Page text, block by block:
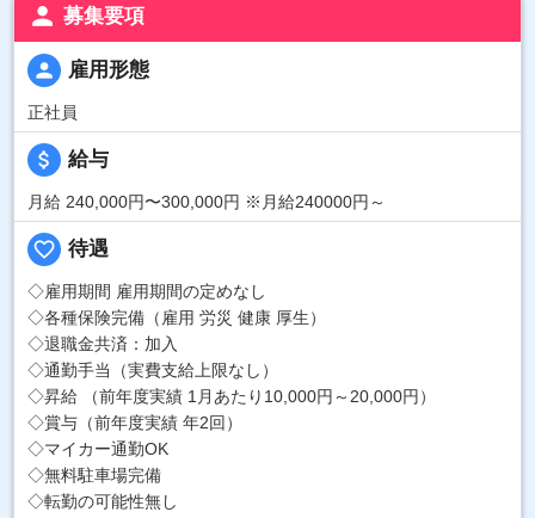
person 募集要項
person 雇用形態
正社員
attach_money 給与
月給 240,000円〜300,000円 ※月給240000円～
favorite_border 待遇
◇雇用期間 雇用期間の定めなし
◇各種保険完備（雇用 労災 健康 厚生）
◇退職金共済：加入
◇通勤手当（実費支給上限なし）
◇昇給 （前年度実績 1月あたり10,000円～20,000円）
◇賞与（前年度実績 年2回）
◇マイカー通勤OK
◇無料駐車場完備
◇転勤の可能性無し